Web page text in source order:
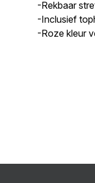
-Rekbaar
-Inclusief
-Roze kleur